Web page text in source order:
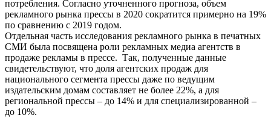
потребления. Согласно уточненного прогноза, объем
рекламного рынка прессы в 2020 сократится примерно на 19%
по сравнению с 2019 годом.
Отдельная часть исследования рекламного рынка в печатных
СМИ была посвящена роли рекламных медиа агентств в
продаже рекламы в прессе. Так, полученные данные
свидетельствуют, что доля агентских продаж для
национального сегмента прессы даже по ведущим
издательским домам составляет не более 22%, а для
региональной прессы – до 14% и для специализированной –
до 10%.